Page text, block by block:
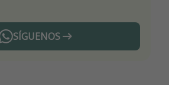
SÍGUENOS
Telegram